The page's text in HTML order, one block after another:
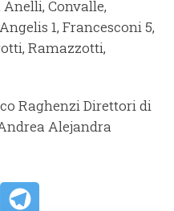
Convalle,
1, Francesconi 5,
Ramazzotti,
RaghenziDirettori di
Alejandra